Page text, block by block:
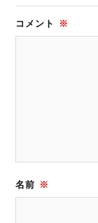
コメント ※
名前 ※